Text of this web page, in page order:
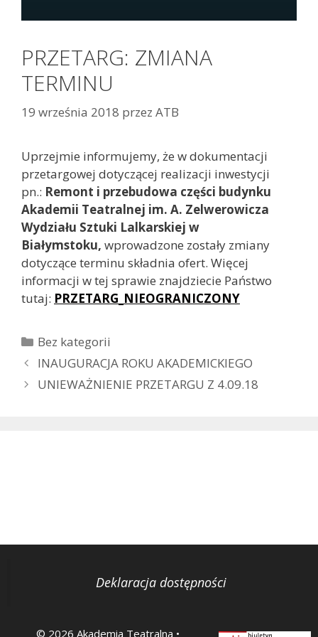
PRZETARG: ZMIANA
TERMINU
19 września 2018 przez ATB
Uprzejmie informujemy, że w dokumentacji
przetargowej dotyczącej realizacji inwestycji
pn.: Remont i przebudowa części budynku
Akademii Teatralnej im. A. Zelwerowicza
Wydziału Sztuki Lalkarskiej w
Białymstoku, wprowadzone zostały zmiany
dotyczące terminu składnia ofert. Więcej
informacji w tej sprawie znajdziecie Państwo
tutaj: PRZETARG_NIEOGRANICZONY
Kategorie
Bez kategorii
INAUGURACJA ROKU AKADEMICKIEGO
UNIEWAŻNIENIE PRZETARGU Z 4.09.18
Deklaracja dostępności
© 2026 Akademia Teatralna •